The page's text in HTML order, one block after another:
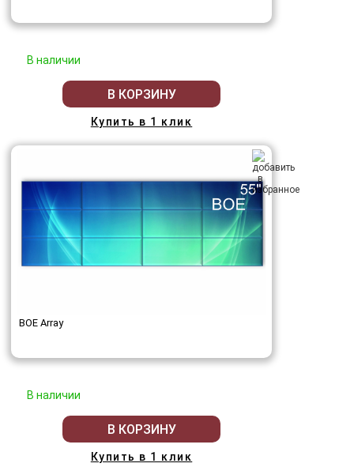
В наличии
В КОРЗИНУ
Купить в 1 клик
BOE Array
В наличии
В КОРЗИНУ
Купить в 1 клик